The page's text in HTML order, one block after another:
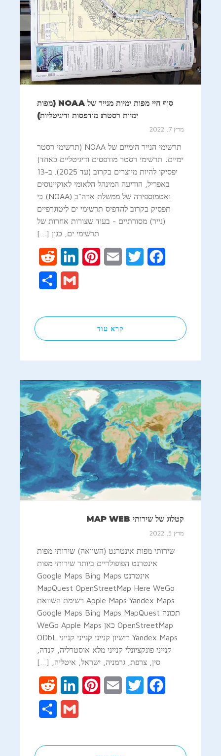
סוף חיי מפות ימיות מנייר של NOAA (מפות
ימיות רסטר: מודפסות ודיגיטליות)
מרץ 7, 2022
תרשימי הנייר הימיים של NOAA (תרשימי רסטר
ימיים: תרשימי רסטר מודפסים ודיגיטליים כאחד)
יפסיקו להיות מיוצרים בקרוב (עד 2025). ב-13
באפריל, הודיעה המינהל הלאומי לאוקיינוסים
ואטמוספירה של ממשלת ארה"ב (NOAA) כי
תפסיק בקרוב להדפיס תרשימי ים ליטוגרפיים
(נייר) מסורתיים - בעוד שצורות אחרות של
תרשימי ים, כגון […]
Facebook
Twitter
Email
Pinterest
LinkedIn
Gmail
קרא עוד
קטלוג של שירותי MAP WEB
מרץ 5, 2022
שירותי מפות אינטרנט (השוואה) שירותי מפות
אינטרנט הפופולריים ביותר שירותי מפות
אינטרנט Google Maps Bing Maps
MapQuest OpenStreetMap Here WeGo
Apple Maps Yandex Maps רשימת השוואת
תכונה Google Maps Bing Maps MapQuest
OpenStreetMap כאן WeGo Apple Maps
Yandex Maps רישיון קנייני קנייני קנייני ODbL
קנייני פונקציונלי קנייני מלא אוסטרליה, קנדה,
סין, צרפת, גרמניה, ישראל, איטליה, […]
Facebook
Twitter
Email
Pinterest
LinkedIn
Gmail